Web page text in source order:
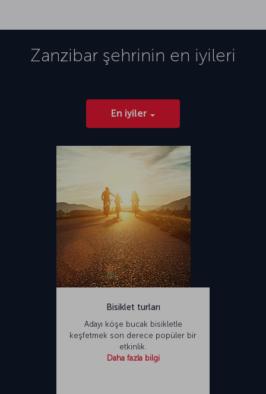
Zanzibar şehrinin en iyileri
En iyiler
Bisiklet turları
Adayı köşe bucak bisikletle
keşfetmek son derece popüler bir
etkinlik.
Daha fazla bilgi